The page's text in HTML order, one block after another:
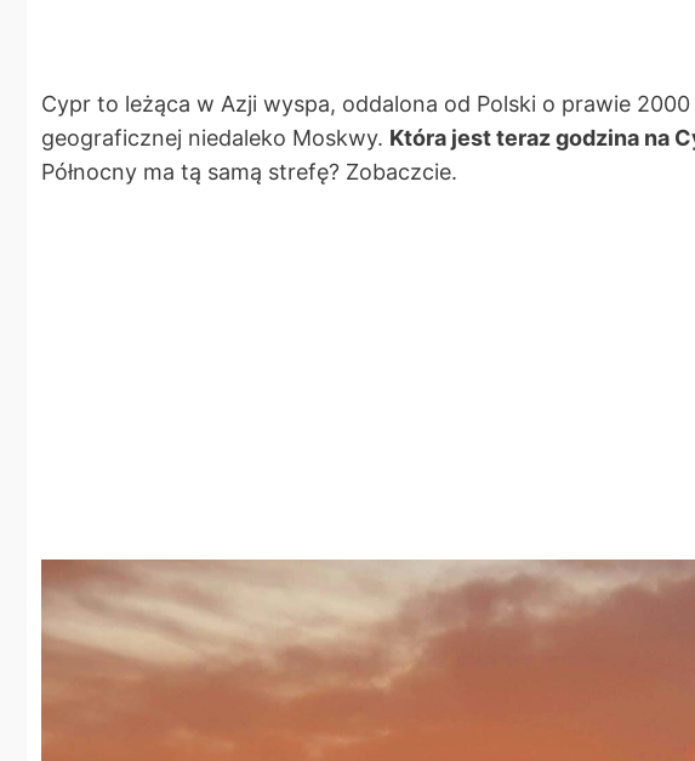
Cypr to leżąca w Azji wyspa, oddalona od Polski o prawie
geograficznej niedaleko Moskwy. Która jest teraz godzina na
Północny ma tą samą strefę? Zobaczcie.